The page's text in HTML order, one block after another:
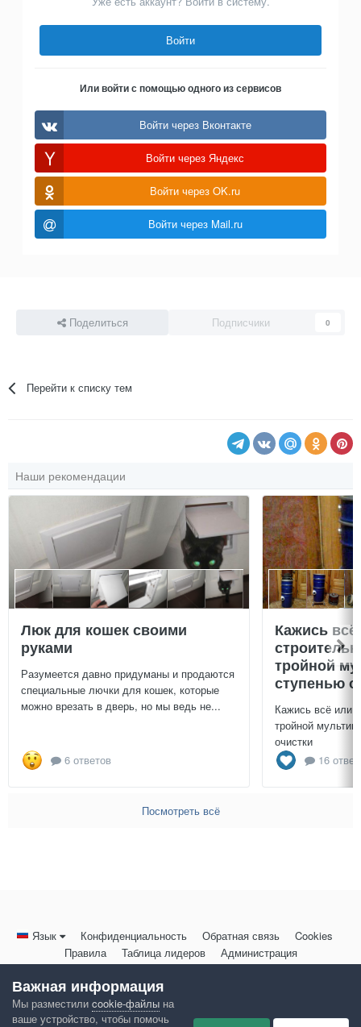
Войти
Или войти с помощью одного из сервисов
Войти через Вконтакте
Войти через Яндекс
Войти через OK.ru
Войти через Mail.ru
Поделиться Подписчики 0
Перейти к списку тем
Наши рекомендации
Люк для кошек своими
руками
Разумеется давно придуманы и продаются
специальные лючки для кошек, которые
можно врезать в дверь, но мы ведь не...
6 ответов
Кажись
тройной
ступенью
Кажись всё или
тройной
очистки
16
Посмотреть всё
Язык Конфиденциальность Обратная связь
Cookies
Правила
Таблица лидеров Администрация
Powered by Invision Community
Важная информация
Мы разместили cookie-файлы на
ваше устройство, чтобы помочь